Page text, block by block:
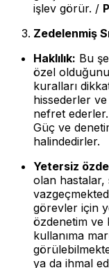
işlev görür. /
Zedelenmiş
Haklılık: Bu
özel olduğunu
kuralları
hissederler ve
nefret
Güç ve
halindedirler.
Yetersiz
olan hastalar,
görevler için
özdenetim ve
kullanıma
ya da ihmal